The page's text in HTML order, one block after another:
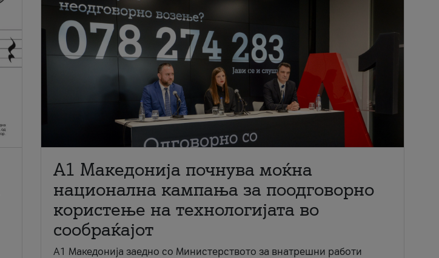
A1 Македонија почнува моќна
национална кампања за поодговорно
користење на технологијата во
сообраќајот
A1 Македонија заедно со Министерството за внатрешни работи